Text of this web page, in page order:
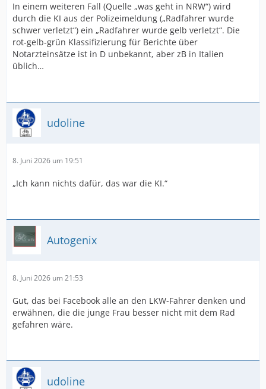
In einem weiteren Fall (Quelle „was geht in NRW“) wird
durch die KI aus der Polizeimeldung („Radfahrer wurde
schwer verletzt“) ein „Radfahrer wurde gelb verletzt“. Die
rot-gelb-grün Klassifizierung für Berichte über
Notarzteinsätze ist in D unbekannt, aber zB in Italien
üblich…
udoline
8. Juni 2026 um 19:51
„Ich kann nichts dafür, das war die KI.“
Autogenix
8. Juni 2026 um 21:53
Gut, das bei Facebook alle an den LKW-Fahrer denken und
erwähnen, die die junge Frau besser nicht mit dem Rad
gefahren wäre.
udoline